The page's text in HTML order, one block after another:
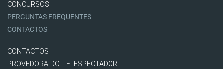
CONCURSOS
PERGUNTAS FREQUENTES
CONTACTOS
CONTACTOS
PROVEDORA DO TELESPECTADOR